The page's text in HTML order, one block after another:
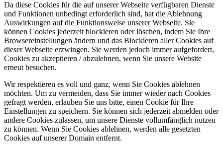
Da diese Cookies für die auf unserer Webseite verfügbaren Dienste
und Funktionen unbedingt erforderlich sind, hat die Ablehnung
Auswirkungen auf die Funktionsweise unserer Webseite. Sie
können Cookies jederzeit blockieren oder löschen, indem Sie Ihre
Browsereinstellungen ändern und das Blockieren aller Cookies auf
dieser Webseite erzwingen. Sie werden jedoch immer aufgefordert,
Cookies zu akzeptieren / abzulehnen, wenn Sie unsere Website
erneut besuchen.
Wir respektieren es voll und ganz, wenn Sie Cookies ablehnen
möchten. Um zu vermeiden, dass Sie immer wieder nach Cookies
gefragt werden, erlauben Sie uns bitte, einen Cookie für Ihre
Einstellungen zu speichern. Sie können sich jederzeit abmelden oder
andere Cookies zulassen, um unsere Dienste vollumfänglich nutzen
zu können. Wenn Sie Cookies ablehnen, werden alle gesetzten
Cookies auf unserer Domain entfernt.